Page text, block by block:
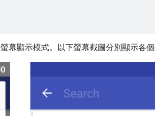
幕顯示模式。以下螢幕截圖分別顯示各個